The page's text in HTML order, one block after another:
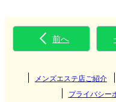
前へ
メンズエステ店ご紹介
プライバシー